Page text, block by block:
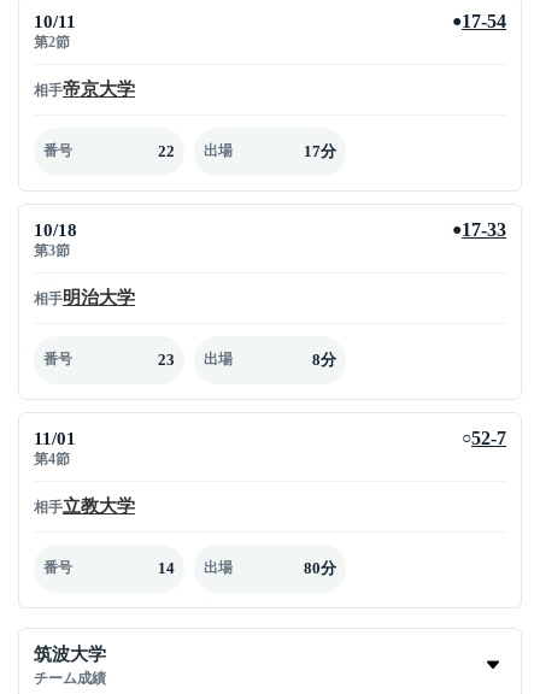
10/11
第2節
●17-54
相手帝京大学
番号 22 出場 17分
10/18
第3節
●17-33
相手明治大学
番号 23 出場 8分
11/01
第4節
○52-7
相手立教大学
番号 14 出場 80分
筑波大学
チーム成績